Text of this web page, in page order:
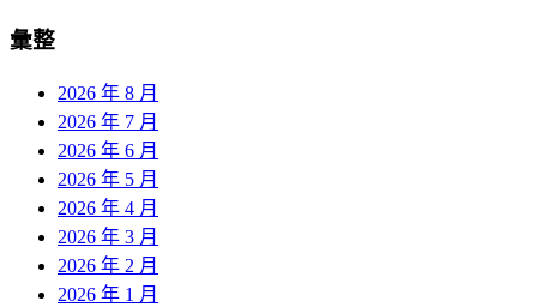
彙整
2026 年 8 月
2026 年 7 月
2026 年 6 月
2026 年 5 月
2026 年 4 月
2026 年 3 月
2026 年 2 月
2026 年 1 月